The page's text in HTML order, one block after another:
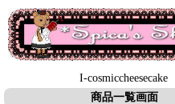
I-
商品一覧画面